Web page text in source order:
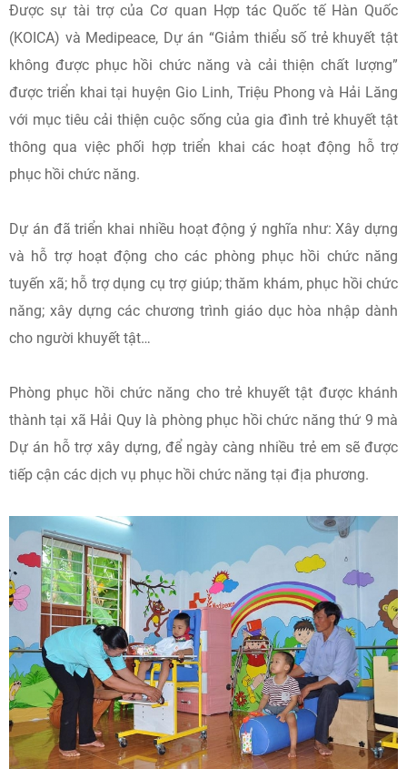
Được sự tài trợ của Cơ quan Hợp tác Quốc tế Hàn Quốc
(KOICA) và Medipeace, Dự án “Giảm thiểu số trẻ khuyết tật
không được phục hồi chức năng và cải thiện chất lượng”
được triển khai tại huyện Gio Linh, Triệu Phong và Hải Lăng
với mục tiêu cải thiện cuộc sống của gia đình trẻ khuyết tật
thông qua việc phối hợp triển khai các hoạt động hỗ trợ
phục hồi chức năng.
Dự án đã triển khai nhiều hoạt động ý nghĩa như: Xây dựng
và hỗ trợ hoạt động cho các phòng phục hồi chức năng
tuyến xã; hỗ trợ dụng cụ trợ giúp; thăm khám, phục hồi chức
năng; xây dựng các chương trình giáo dục hòa nhập dành
cho người khuyết tật…
Phòng phục hồi chức năng cho trẻ khuyết tật được khánh
thành tại xã Hải Quy là phòng phục hồi chức năng thứ 9 mà
Dự án hỗ trợ xây dựng, để ngày càng nhiều trẻ em sẽ được
tiếp cận các dịch vụ phục hồi chức năng tại địa phương.